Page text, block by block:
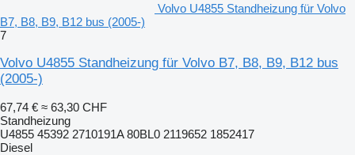
Volvo U4855 Standheizung für Volvo
B7, B8, B9, B12 bus (2005-)
7
Volvo U4855 Standheizung für Volvo B7, B8, B9, B12 bus
(2005-)
67,74 € ≈ 63,30 CHF
Standheizung
U4855 45392 2710191A 80BL0 2119652 1852417
Diesel